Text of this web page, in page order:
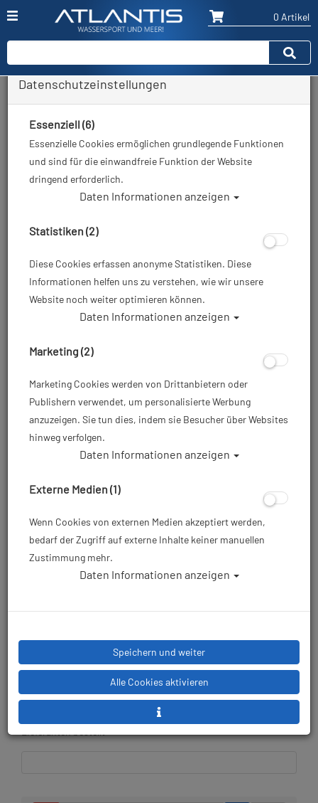
0 Artikel
Zurück
S
179,00 €*
Lieferbar in 1-2 Wochen,
der Artikel wird nach
Datenschutzeinstellungen
Essenziell (6)
Essenzielle Cookies ermöglichen grundlegende Funktionen
und sind für die einwandfreie Funktion der Website
dringend erforderlich.
Daten Informationen anzeigen
Statistiken (2)
Diese Cookies erfassen anonyme Statistiken. Diese
Informationen helfen uns zu verstehen, wie wir unsere
Website noch weiter optimieren können.
Daten Informationen anzeigen
Marketing (2)
Marketing Cookies werden von Drittanbietern oder
Publishern verwendet, um personalisierte Werbung
anzuzeigen. Sie tun dies, indem sie Besucher über Websites
hinweg verfolgen.
Daten Informationen anzeigen
Externe Medien (1)
Wenn Cookies von externen Medien akzeptiert werden,
bedarf der Zugriff auf externe Inhalte keiner manuellen
Zustimmung mehr.
Daten Informationen anzeigen
Speichern und weiter
Alle Cookies aktivieren